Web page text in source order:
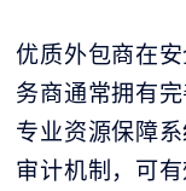
优质外包商在
务商通常拥有
专业资源保障
审计机制，可有